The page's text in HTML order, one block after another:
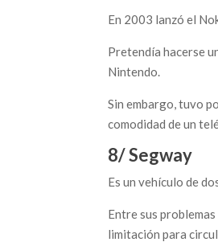
En 2003 lanzó el
Pretendía hacerse
Nintendo.
Sin embargo, tuvo
comodidad de un
8/ Segway
Es un vehículo de
Entre sus
limitación para